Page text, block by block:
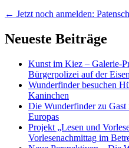
Artikel-
Navigation
← Jetzt noch anmelden:
Neueste Beiträge
Kunst im Kiez – Galerie-
Bürgerpolizei auf der
Wunderfinder besuchen
Kaninchen
Die Wunderfinder zu Gast
Europas
Projekt „Lesen und
Vorlesenachmittag im